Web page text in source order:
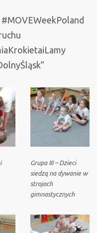
Grupa III – Dzieci
siedzą na dywanie w
strojach
gimnastycznych